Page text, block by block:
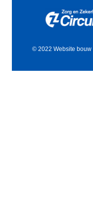
© 2022 Website bouw